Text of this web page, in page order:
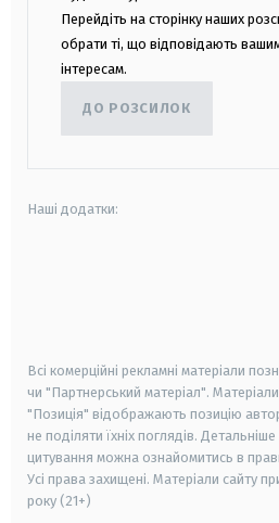
Перейдіть на сторінку наших
обрати ті, що відповідають
інтересам.
ДО РОЗСИЛОК
Наші додатки:
Всі комерційні рекламні матеріали
чи "Партнерський матеріал".
"Позиція" відображають позицію
не поділяти їхніх поглядів.
цитування можна ознайомитись в
Усі права захищені. Матеріали сайту
року (21+)